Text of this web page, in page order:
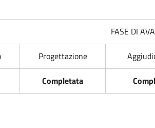
FASE DI
Progettazione
Completata